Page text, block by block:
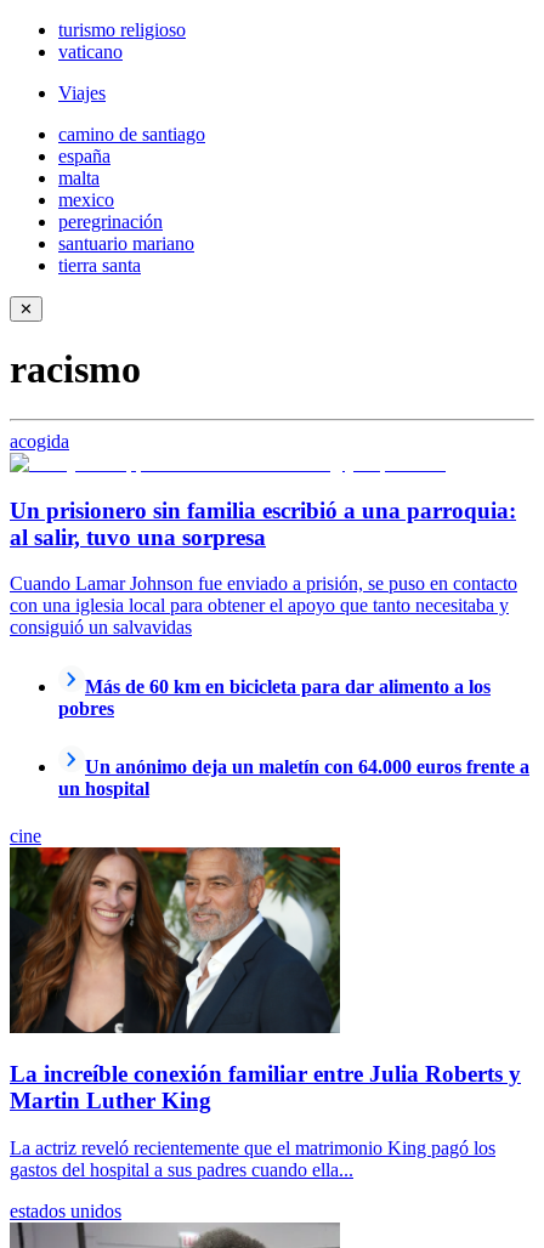
turismo religioso
vaticano
Viajes
camino de santiago
españa
malta
mexico
peregrinación
santuario mariano
tierra santa
✕
racismo
acogida
Un prisionero sin familia escribió a una parroquia:
al salir, tuvo una sorpresa
Cuando Lamar Johnson fue enviado a prisión, se puso en contacto
con una iglesia local para obtener el apoyo que tanto necesitaba y
consiguió un salvavidas
Más de 60 km en bicicleta para dar alimento a los
pobres
Un anónimo deja un maletín con 64.000 euros frente a
un hospital
cine
La increíble conexión familiar entre Julia Roberts y
Martin Luther King
La actriz reveló recientemente que el matrimonio King pagó los
gastos del hospital a sus padres cuando ella...
estados unidos